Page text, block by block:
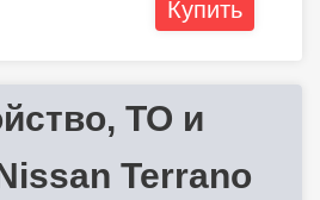
Купить
ТО и
Terrano